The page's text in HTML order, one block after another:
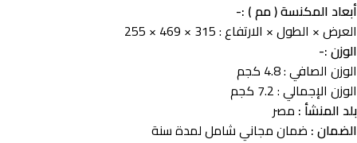
أبعاد المكنسة ( مم ) :-
العرض × الطول × الارتفاع : 315 × 469 × 255
الوزن :-
الوزن الصافي : 4.8 كجم
الوزن الإجمالي : 7.2 كجم
بلد المنشأ : مصر
الضمان : ضمان مجاني شامل لمدة سنة